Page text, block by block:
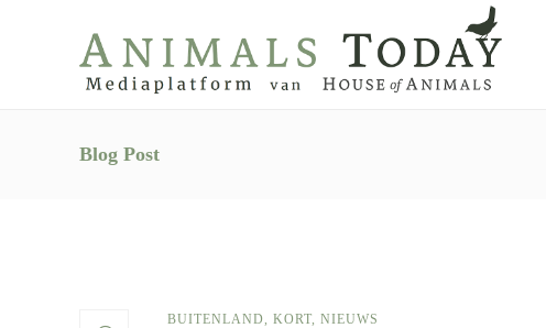
Blog Post
BUITENLAND, KORT, NIEUWS